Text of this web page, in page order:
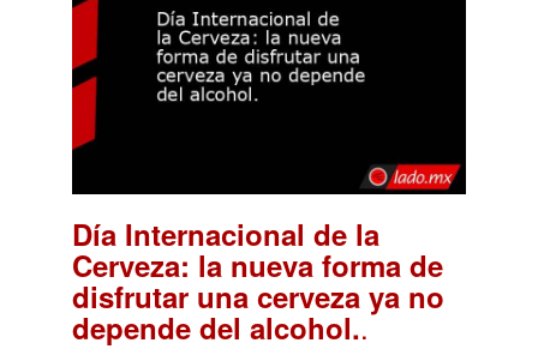
Día Internacional de la
Cerveza: la nueva forma de
disfrutar una cerveza ya no
depende del alcohol..